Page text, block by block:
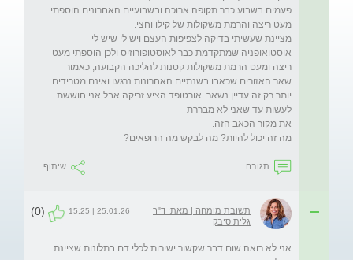
פעמים בשבוע כבר תקופה ארוכה ובשבועיים האחרונים הוספתי
מציינת שעשיתי בדיקה לצפיפות העצם ויש לי שיש לי
אוסטואופניה שמתקדמת כבר לאוסטופורוזיס ולכן הוספתי מעט
ריצה ומעט הרמת משקולות קטנות להליכה הקבועה, כאמור
שאר האזורים שכאבו בשנתיים האחרונות נרגעו ואינם מטרידים
יותר רק זה עדיין נשאר. אורטופד הציע זריקה אבל אני חוששת
מה זה יכול להיות? מה לבקש מה הרופאים?
תגובה שיתוף
תשובת מומחה | מאת: ד"ר
גלית סיבק
25.01.26 | 15:25
(0)
אני לא רואה שום דבר שקשור ישירות לכלי דם בתלונות שציינת .